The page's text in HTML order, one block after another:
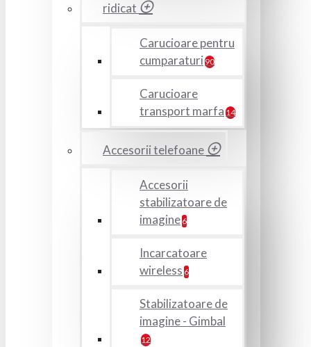
ridicat
Carucioare pentru
cumparaturi 90
Carucioare
transport marfa 14
Accesorii telefoane
Accesorii
stabilizatoare de
imagine 6
Incarcatoare
wireless 6
Stabilizatoare de
imagine - Gimbal
12